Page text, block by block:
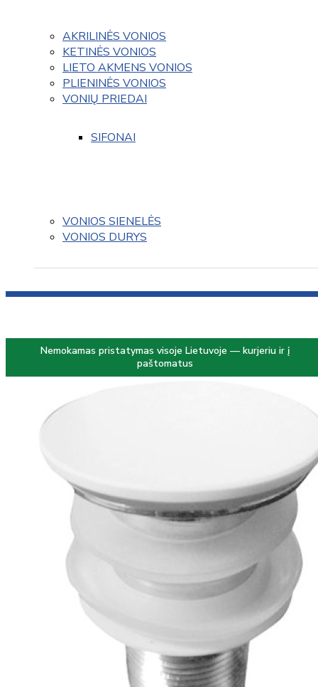
AKRILINĖS VONIOS
KETINĖS VONIOS
LIETO AKMENS VONIOS
PLIENINĖS VONIOS
VONIŲ PRIEDAI
SIFONAI
VONIOS SIENELĖS
VONIOS DURYS
Nemokamas pristatymas visoje Lietuvoje — kurjeriu ir į
paštomatus